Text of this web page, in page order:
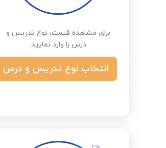
برای مشاهده قیمت، نوع تدریس و
درس را وارد نمایید:
انتخاب نوع تدریس و درس